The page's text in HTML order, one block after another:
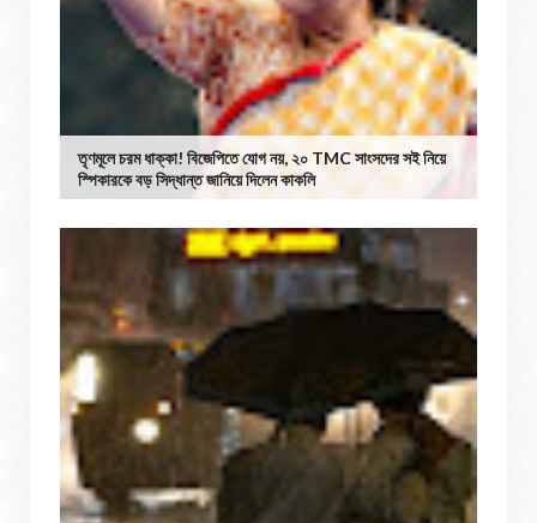
তৃণমূলে চরম ধাক্কা! বিজেপিতে যোগ নয়, ২০ TMC সাংসদের সই নিয়ে
স্পিকারকে বড় সিদ্ধান্ত জানিয়ে দিলেন কাকলি